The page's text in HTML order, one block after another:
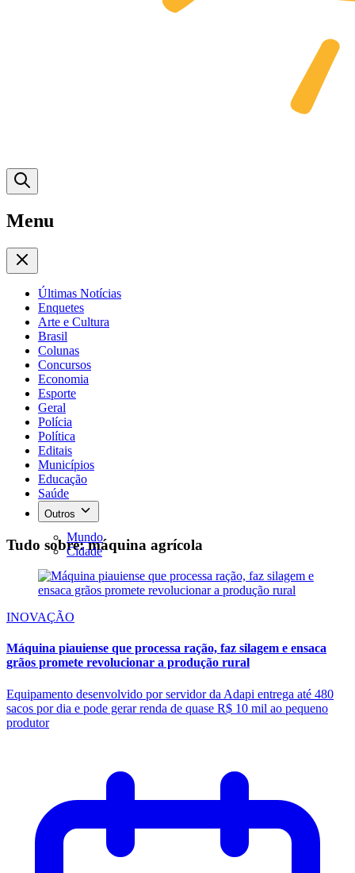
Menu
Últimas Notícias
Enquetes
Arte e Cultura
Brasil
Colunas
Concursos
Economia
Esporte
Geral
Polícia
Política
Editais
Municípios
Educação
Saúde
Outros
Mundo
Cidade
Tudo sobre: máquina agrícola
INOVAÇÃO
Máquina piauiense que processa ração, faz silagem e ensaca
grãos promete revolucionar a produção rural
Equipamento desenvolvido por servidor da Adapi entrega até 480
sacos por dia e pode gerar renda de quase R$ 10 mil ao pequeno
produtor